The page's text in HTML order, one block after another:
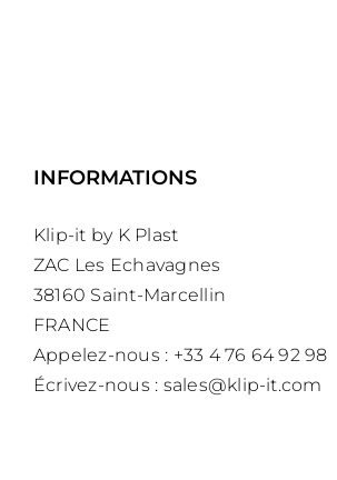
INFORMATIONS
Klip-it by K Plast
ZAC Les Echavagnes
38160 Saint-Marcellin
FRANCE
Appelez-nous : +33 4 76 64 92 98
Écrivez-nous : sales@klip-it.com